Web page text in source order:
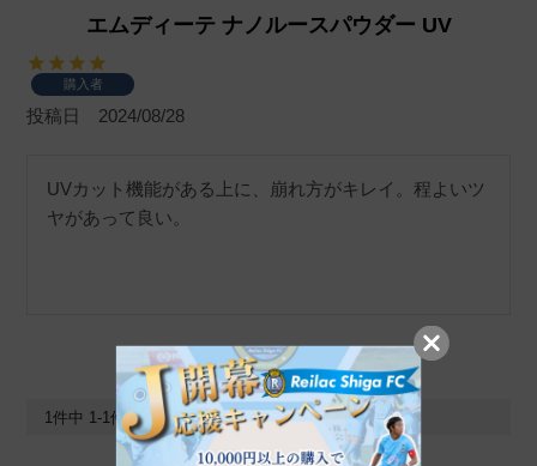
エムディーテ ナノルースパウダー UV
購入者
投稿日 2024/08/28
UVカット機能がある上に、崩れ方がキレイ。程よいツ
ヤがあって良い。
1件中 1-1件表示